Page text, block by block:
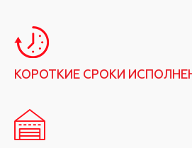
КОРОТКИЕ СРОКИ